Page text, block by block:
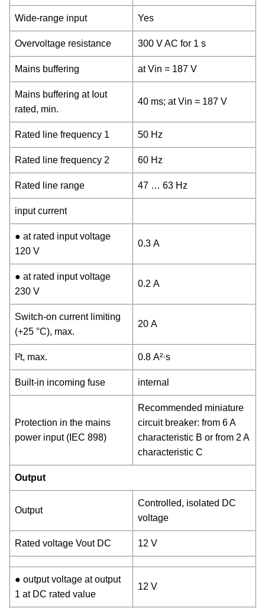
Wide-range input Yes
Overvoltage resistance 300 V AC for 1 s
Mains buffering at Vin = 187 V
Mains buffering at Iout
rated, min.
40 ms; at Vin = 187 V
Rated line frequency 1 50 Hz
Rated line frequency 2 60 Hz
Rated line range 47 … 63 Hz
input current
● at rated input voltage
120 V
0.3 A
● at rated input voltage
230 V
0.2 A
Switch-on current limiting
(+25 °C), max.
20 A
I²t, max. 0.8 A²·s
Built-in incoming fuse internal
Protection in the mains
power input (IEC 898)
Recommended miniature
circuit breaker: from 6 A
characteristic B or from 2 A
characteristic C
Output
Output
Controlled, isolated DC
voltage
Rated voltage Vout DC 12 V
● output voltage at output
1 at DC rated value
12 V